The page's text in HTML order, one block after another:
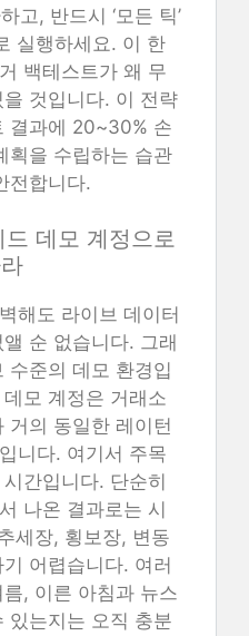
고, 반드시 ‘모든 틱’
실행하세요. 이 한
백테스트가 왜 무
것입니다. 이 전략
결과에 20~30% 손
획을 수립하는 습관
전합니다.
데모 계정으로
해도 라이브 데이터
순 없습니다. 그래
수준의 데모 환경입
모 계정은 거래소
거의 동일한 레이턴
니다. 여기서 주목
시간입니다. 단순히
나온 결과로는 시
세장, 횡보장, 변동
어렵습니다. 여러
, 이른 아침과 뉴스
있는지는 오직 충분